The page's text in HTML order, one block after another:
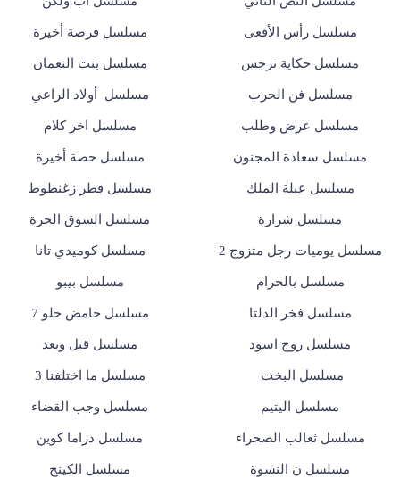
مسلسل رأس الأفعى مسلسل فرصة أخيرة
مسلسل حكاية نرجس مسلسل بنت النعمان
مسلسل فن الحرب مسلسل أولاد الراعي
مسلسل عرض وطلب مسلسل اخر كلام
مسلسل سعادة المجنون مسلسل حصة أخيرة
مسلسل عيلة الملك مسلسل قطر زغنطوط
مسلسل شرارة مسلسل السوق الحرة
مسلسل يوميات رجل متزوج 2 مسلسل كوميدي تانا
مسلسل بالحرام مسلسل بيبو
مسلسل فخر الدلتا مسلسل حامض حلو 7
مسلسل روج اسود مسلسل قبل وبعد
مسلسل البخت مسلسل ما اختلفنا 3
مسلسل اليتيم مسلسل وجب القضاء
مسلسل ثعالب الصحراء مسلسل دراما كوين
مسلسل ن النسوة مسلسل الكينج